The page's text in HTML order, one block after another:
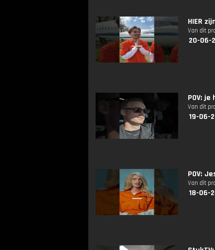
HIER
Van dit
20-06-
POV:
Van dit
19-06-
POV:
Van dit
18-06-